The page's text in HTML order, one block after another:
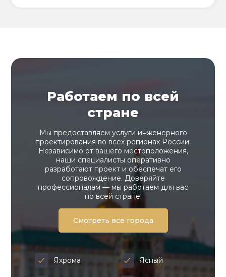
Работаем по всей
стране
Мы предоставляем услуги инженерного
проектирования во всех регионах России.
Независимо от вашего местоположения,
наши специалисты оперативно
разработают проект и обеспечат его
сопровождение. Доверяйте
профессионалам — мы работаем для вас
по всей стране!
Смотреть все города
Яхрома Ясный